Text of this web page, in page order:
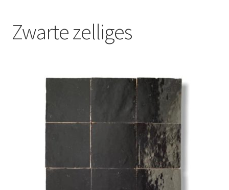
Contact
Zwarte zelliges